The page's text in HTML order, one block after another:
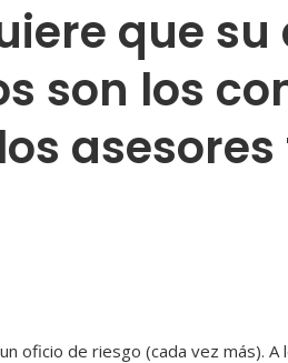
que
son los
oficio de riesgo (cada vez más).